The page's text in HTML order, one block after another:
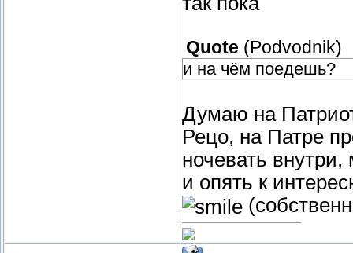
Quote ( Podvodnik)
и на чём поедешь?
Думаю на
Рецо, на Патре
ночевать
и опять к